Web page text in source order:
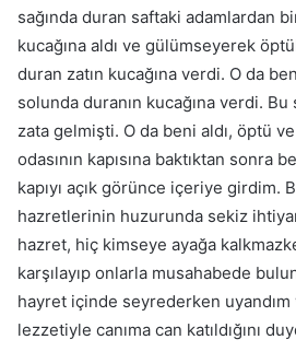
sağında duran saftaki adamlardan
kucağına aldı ve gülümseyerek
duran zatın kucağına ver­di. O da
solunda duranın kucağına verdi.
zata gelmişti. O da beni aldı, öptü
odasının kapısına baktıktan sonra
kapıyı açık görünce içeriye girdim.
hazretlerinin huzu­runda sekiz
hazret, hiç kimseye ayağa
karşılayıp onlarla musahabede
hayret içinde seyrederken uyandım
lezzetiyle ca­nıma can katıldığını